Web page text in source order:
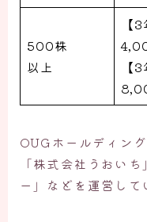
500株
以上
【
【
OUGホールディン
「株式会社うおい
ー」などを運営して